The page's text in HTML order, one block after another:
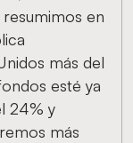
en
más del
esté ya
24% y
más